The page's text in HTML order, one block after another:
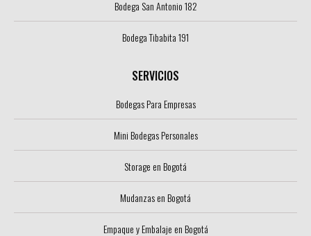
Bodega San Antonio 182
Bodega Tibabita 191
SERVICIOS
Bodegas Para Empresas
Mini Bodegas Personales
Storage en Bogotá
Mudanzas en Bogotá
Empaque y Embalaje en Bogotá